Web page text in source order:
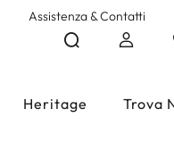
Assistenza & Contatti
Heritage Trova